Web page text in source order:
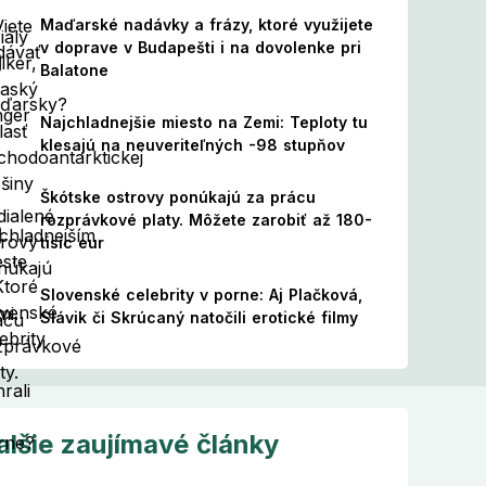
Maďarské nadávky a frázy, ktoré využijete
v doprave v Budapešti i na dovolenke pri
Balatone
Najchladnejšie miesto na Zemi: Teploty tu
klesajú na neuveriteľných -98 stupňov
Škótske ostrovy ponúkajú za prácu
rozprávkové platy. Môžete zarobiť až 180-
tisíc eur
Slovenské celebrity v porne: Aj Plačková,
Slávik či Skrúcaný natočili erotické filmy
zaujímavé články